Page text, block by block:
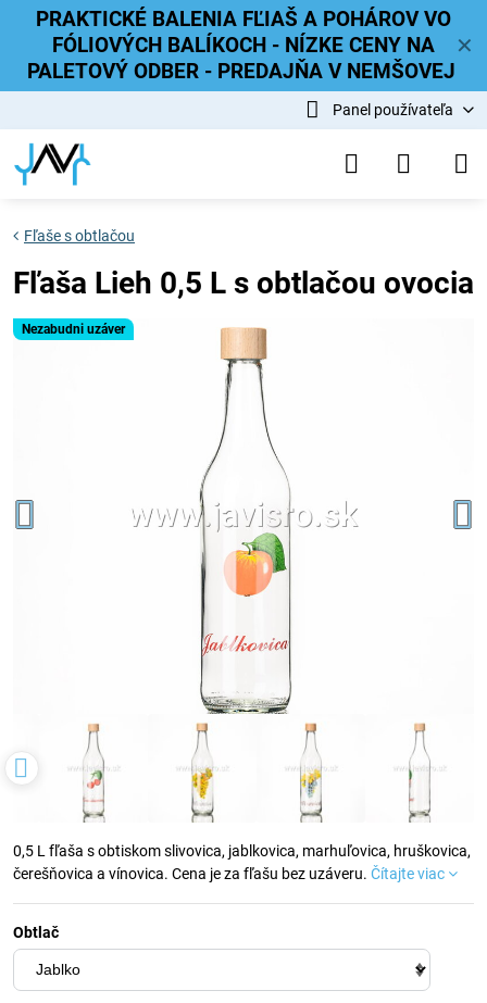
✕
PRAKTICKÉ BALENIA FĽIAŠ A POHÁROV VO
FÓLIOVÝCH BALÍKOCH - NÍZKE CENY NA
PALETOVÝ ODBER - PREDAJŇA V NEMŠOVEJ
Panel používateľa
Nezabudni uzáver
Fľaše s obtlačou
Fľaša Lieh 0,5 L s obtlačou ovocia
0,5 L fľaša s obtiskom slivovica, jablkovica, marhuľovica, hruškovica,
čerešňovica a vínovica. Cena je za fľašu bez uzáveru. Čítajte viac
Obtlač